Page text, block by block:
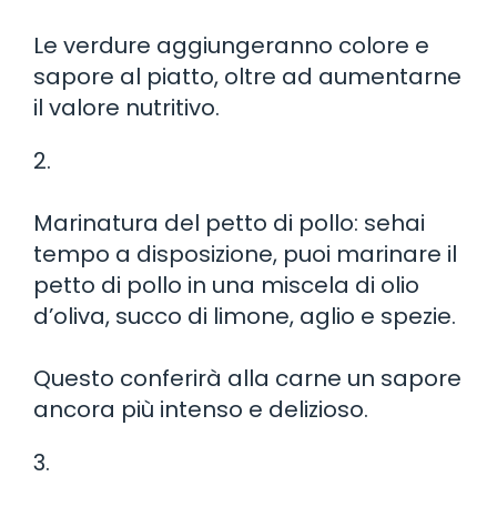
Le verdure aggiungeranno colore e
sapore al piatto, oltre ad aumentarne
il valore nutritivo.
2.
Marinatura del petto di pollo: sehai
tempo a disposizione, puoi marinare il
petto di pollo in una miscela di olio
d’oliva, succo di limone, aglio e spezie.
Questo conferirà alla carne un sapore
ancora più intenso e delizioso.
3.